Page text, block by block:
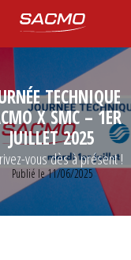
TECHNIQUE
X SMC – 1ER
JUILLET 2025
vous dès à présent !
Publié le 11/06/2025